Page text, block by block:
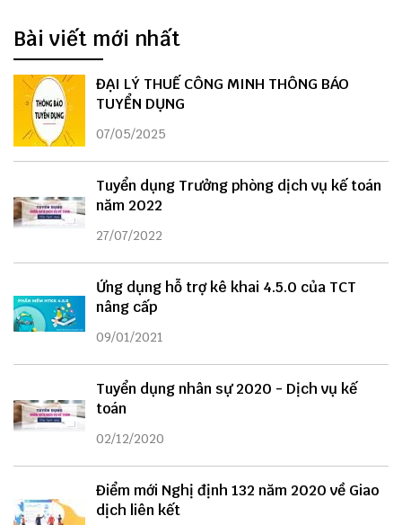
Bài viết mới nhất
ĐẠI LÝ THUẾ CÔNG MINH THÔNG BÁO
TUYỂN DỤNG
07/05/2025
Tuyển dụng Trưởng phòng dịch vụ kế toán
năm 2022
27/07/2022
Ứng dụng hỗ trợ kê khai 4.5.0 của TCT
nâng cấp
09/01/2021
Tuyển dụng nhân sự 2020 - Dịch vụ kế
toán
02/12/2020
Điểm mới Nghị định 132 năm 2020 về Giao
dịch liên kết